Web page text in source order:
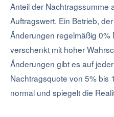
Anteil der Nachtragssumme
Auftragswert. Ein Betrieb,
Änderungen regelmäßig 0%
verschenkt mit hoher
Änderungen gibt es auf
Nachtragsquote von 5% bis
normal und spiegelt die